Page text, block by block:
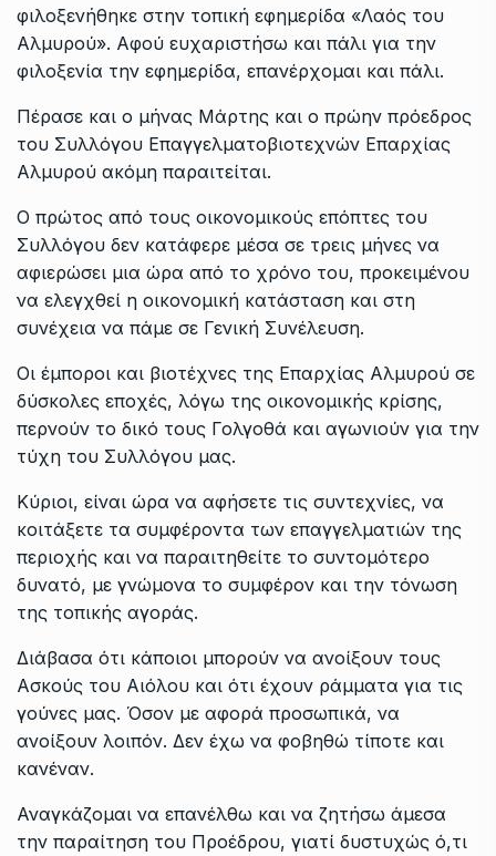
φιλοξενήθηκε στην τοπική εφημερίδα «Λαός του
Αλμυρού». Αφού ευχαριστήσω και πάλι για την
φιλοξενία την εφημερίδα, επανέρχομαι και πάλι.
Πέρασε και ο μήνας Μάρτης και ο πρώην πρόεδρος
του Συλλόγου Επαγγελματοβιοτεχνών Επαρχίας
Αλμυρού ακόμη παραιτείται.
Ο πρώτος από τους οικονομικούς επόπτες του
Συλλόγου δεν κατάφερε μέσα σε τρεις μήνες να
αφιερώσει μια ώρα από το χρόνο του, προκειμένου
να ελεγχθεί η οικονομική κατάσταση και στη
συνέχεια να πάμε σε Γενική Συνέλευση.
Οι έμποροι και βιοτέχνες της Επαρχίας Αλμυρού σε
δύσκολες εποχές, λόγω της οικονομικής κρίσης,
περνούν το δικό τους Γολγοθά και αγωνιούν για την
τύχη του Συλλόγου μας.
Κύριοι, είναι ώρα να αφήσετε τις συντεχνίες, να
κοιτάξετε τα συμφέροντα των επαγγελματιών της
περιοχής και να παραιτηθείτε το συντομότερο
δυνατό, με γνώμονα το συμφέρον και την τόνωση
της τοπικής αγοράς.
Διάβασα ότι κάποιοι μπορούν να ανοίξουν τους
Ασκούς του Αιόλου και ότι έχουν ράμματα για τις
γούνες μας. Όσον με αφορά προσωπικά, να
ανοίξουν λοιπόν. Δεν έχω να φοβηθώ τίποτε και
κανέναν.
Αναγκάζομαι να επανέλθω και να ζητήσω άμεσα
την παραίτηση του Προέδρου, γιατί δυστυχώς ό,τι